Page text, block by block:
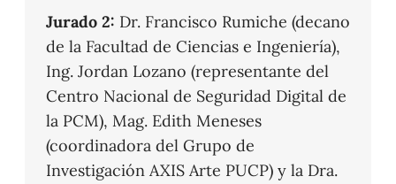
Jurado 2: Dr. Francisco Rumiche (decano
de la Facultad de Ciencias e Ingeniería),
Ing. Jordan Lozano (representante del
Centro Nacional de Seguridad Digital de
la PCM), Mag. Edith Meneses
(coordinadora del Grupo de
Investigación AXIS Arte PUCP) y la Dra.